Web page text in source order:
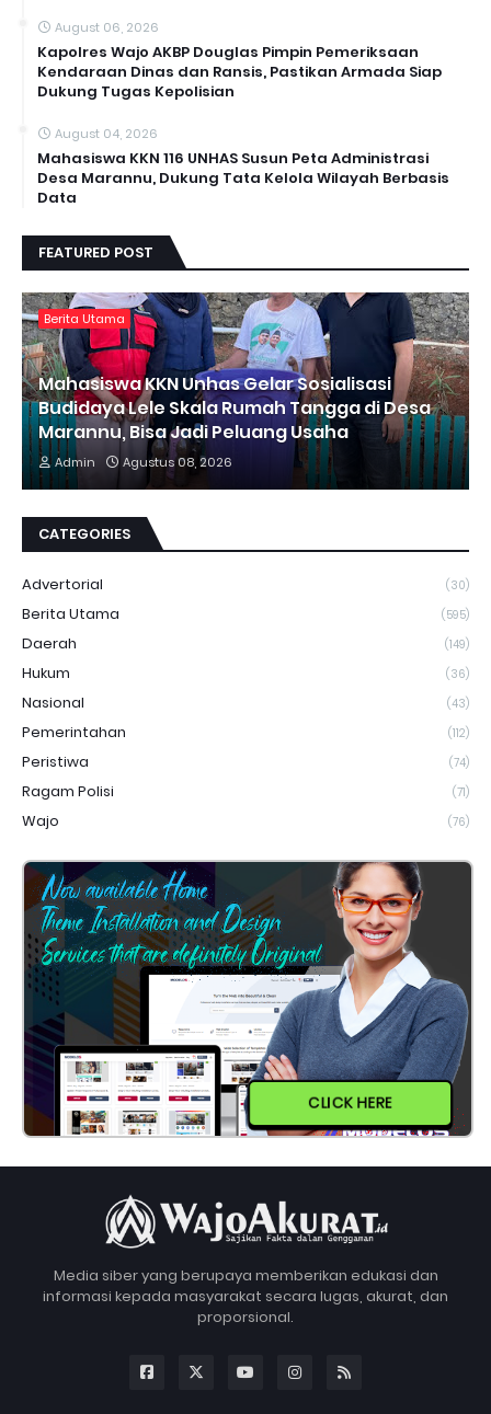
August 06, 2026
Kapolres Wajo AKBP Douglas Pimpin Pemeriksaan
Kendaraan Dinas dan Ransis, Pastikan Armada Siap
Dukung Tugas Kepolisian
August 04, 2026
Mahasiswa KKN 116 UNHAS Susun Peta Administrasi
Desa Marannu, Dukung Tata Kelola Wilayah Berbasis
Data
FEATURED POST
Berita Utama
Mahasiswa KKN Unhas Gelar Sosialisasi
Budidaya Lele Skala Rumah Tangga di Desa
Marannu, Bisa Jadi Peluang Usaha
Admin Agustus 08, 2026
CATEGORIES
Advertorial (30)
Berita Utama (595)
Daerah (149)
Hukum (36)
Nasional (43)
Pemerintahan (112)
Peristiwa (74)
Ragam Polisi (71)
Wajo (76)
CLICK HERE
Media siber yang berupaya memberikan edukasi dan
informasi kepada masyarakat secara lugas, akurat, dan
proporsional.